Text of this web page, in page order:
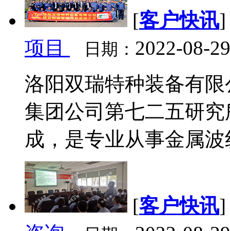
[客户快讯
项目
日期： 2022-08-
洛阳双瑞特种装备有
集团公司第七二五研
成，是专业从事金属
[客户快讯